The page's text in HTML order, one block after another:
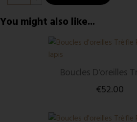
You might also like...
Boucles D'oreilles
€52.00